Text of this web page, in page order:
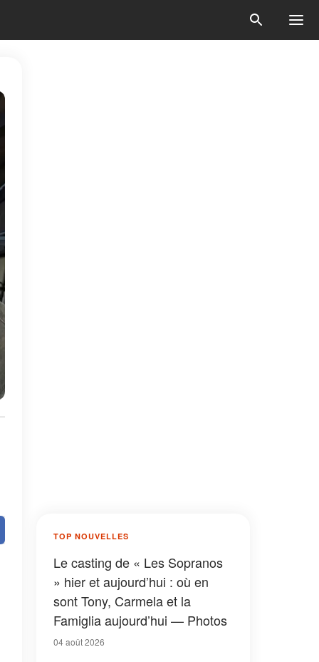
TOP NOUVELLES
Le casting de « Les Sopranos
» hier et aujourd’hui : où en
sont Tony, Carmela et la
Famiglia aujourd’hui — Photos
04 août 2026